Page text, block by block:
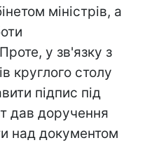
міністрів, а
у зв'язку з
круглого столу
підпис під
дав доручення
над документом